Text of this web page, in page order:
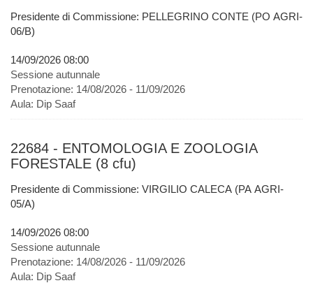
Presidente di Commissione: PELLEGRINO CONTE (PO AGRI-
06/B)
14/09/2026 08:00
Sessione autunnale
Prenotazione: 14/08/2026 - 11/09/2026
Aula: Dip Saaf
22684 - ENTOMOLOGIA E ZOOLOGIA
FORESTALE (8 cfu)
Presidente di Commissione: VIRGILIO CALECA (PA AGRI-
05/A)
14/09/2026 08:00
Sessione autunnale
Prenotazione: 14/08/2026 - 11/09/2026
Aula: Dip Saaf